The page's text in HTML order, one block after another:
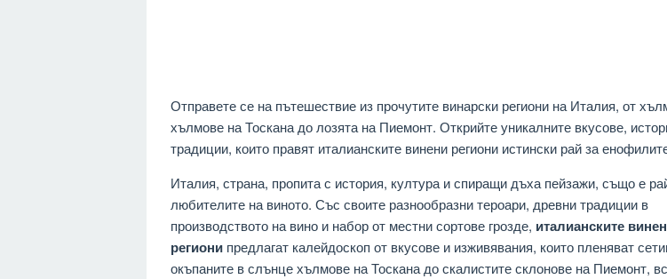
Отправете се на пътешествие из прочутите винарски региони на Италия, от
хълмове на Тоскана до лозята на Пиемонт. Открийте уникалните вкусове,
традиции, които правят италианските винени региони истински рай за
Италия, страна, пропита с история, култура и спиращи дъха пейзажи, също е
любителите на виното. Със своите разнообразни тероари, древни традиции в
производството на вино и набор от местни сортове грозде, италианските
региони предлагат калейдоскоп от вкусове и изживявания, които пленяват
окъпаните в слънце хълмове на Тоскана до скалистите склонове на Пиемонт,